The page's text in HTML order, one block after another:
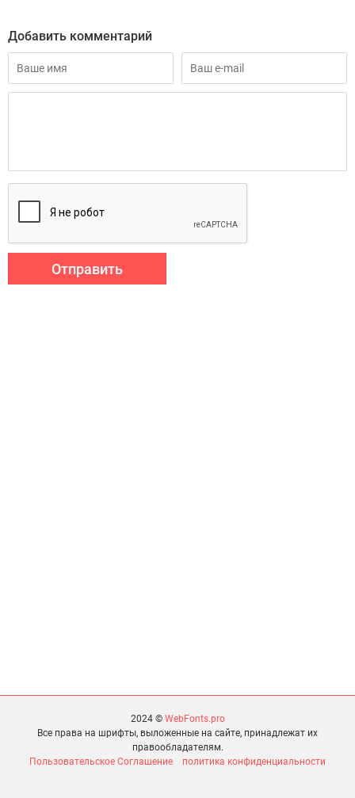
Добавить комментарий
Отправить
2024 © WebFonts.pro
Все права на шрифты, выложенные на сайте, принадлежат их
правообладателям.
Пользовательское Соглашение
политика конфиденциальности